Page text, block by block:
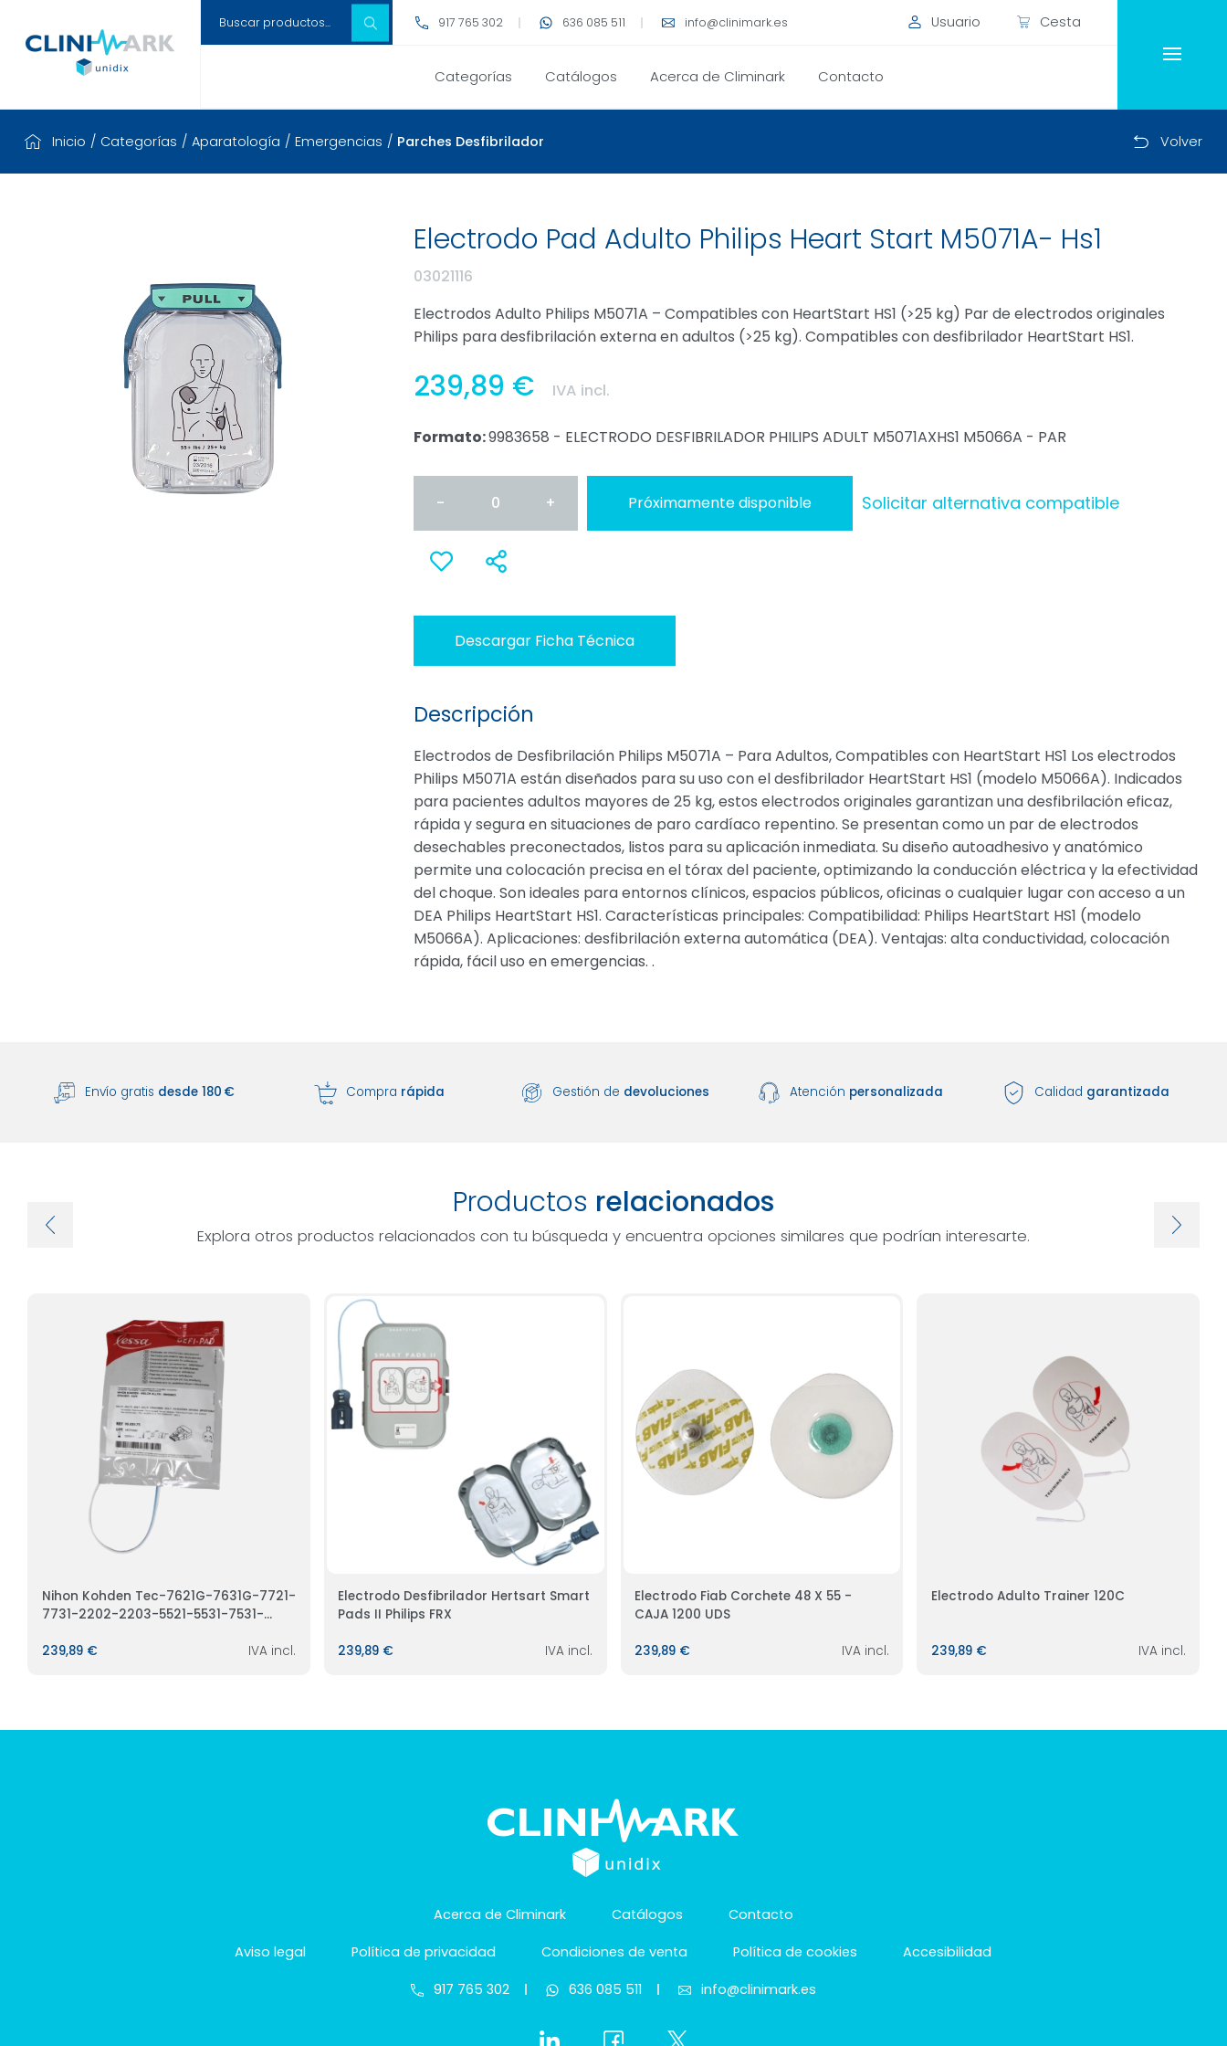
917 765 302 636 085 511 info@clinimark.es Usuario Cesta
Categorías Catálogos Acerca de Climinark Contacto
Inicio / Categorías / Aparatología / Emergencias / Parches Desfibrilador Volver
Electrodo Pad Adulto Philips Heart Start M5071A- Hs1
03021116
Electrodos Adulto Philips M5071A – Compatibles con HeartStart HS1 (>25 kg) Par de electrodos originales
Philips para desfibrilación externa en adultos (>25 kg). Compatibles con desfibrilador HeartStart HS1.
239,89 € IVA incl.
Formato:9983658 - ELECTRODO DESFIBRILADOR PHILIPS ADULT M5071AXHS1 M5066A - PAR
- 0 + Próximamente disponible Solicitar alternativa compatible
Anadir
a favoritos
Descargar Ficha Técnica
Descripción
Electrodos de Desfibrilación Philips M5071A – Para Adultos, Compatibles con HeartStart HS1 Los electrodos
Philips M5071A están diseñados para su uso con el desfibrilador HeartStart HS1 (modelo M5066A). Indicados
para pacientes adultos mayores de 25 kg, estos electrodos originales garantizan una desfibrilación eficaz,
rápida y segura en situaciones de paro cardíaco repentino. Se presentan como un par de electrodos
desechables preconectados, listos para su aplicación inmediata. Su diseño autoadhesivo y anatómico
permite una colocación precisa en el tórax del paciente, optimizando la conducción eléctrica y la efectividad
del choque. Son ideales para entornos clínicos, espacios públicos, oficinas o cualquier lugar con acceso a un
DEA Philips HeartStart HS1. Características principales: Compatibilidad: Philips HeartStart HS1 (modelo
M5066A). Aplicaciones: desfibrilación externa automática (DEA). Ventajas: alta conductividad, colocación
rápida, fácil uso en emergencias. .
Envío gratis desde 180 € Compra rápida Gestión de devoluciones Atención personalizada Calidad garantizada
Productos relacionados
Explora otros productos relacionados con tu búsqueda y encuentra opciones similares que podrían interesarte.
Nihon Kohden Tec-7621G-7631G-7721-
7731-2202-2203-5521-5531-7531-
239,89 €
IVA incl.
Electrodo Desfibrilador Hertsart Smart
Pads II Philips FRX
239,89 € IVA incl.
Electrodo Fiab Corchete 48 X 55 -
CAJA 1200 UDS
239,89 € IVA incl.
Electrodo Adulto Trainer 120C
239,89 € IVA incl.
Acerca de Climinark Catálogos Contacto
Aviso legal Política de privacidad Condiciones de venta Política de cookies Accesibilidad
917 765 302 636 085 511 info@clinimark.es